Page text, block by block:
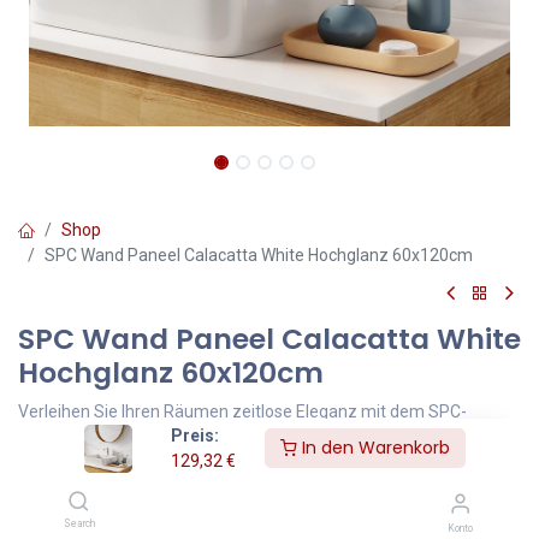
Preis:
129,32 €
In den Warenkorb
Search Konto
Shop
SPC Wand Paneel Calacatta White Hochglanz 60x120cm
SPC Wand Paneel Calacatta White
Hochglanz 60x120cm
Verleihen Sie Ihren Räumen zeitlose Eleganz mit dem SPC-
Bodenbelag Calacatta White von VILO. Die glänzende Marmoroptik
in strahlendem Weiß mit feinen grauen Adern bringt Licht und Stil
in jedes Interieur. Dank robuster SPC-Technologie ist der Belag
wasserfest, pflegeleicht und ideal für Bad, Küche oder